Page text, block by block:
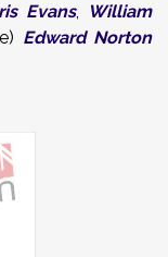
Evans,
William
Edward Norton